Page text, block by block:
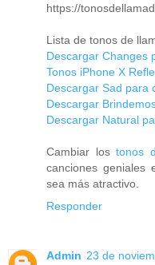
https://
Lista de tonos de
Descargar Changes
Tonos iPhone X
Descargar Sad para
Descargar
Descargar Natural
Cambiar los tonos
canciones geniales
sea más atractivo.
Responder
Admin 23 de